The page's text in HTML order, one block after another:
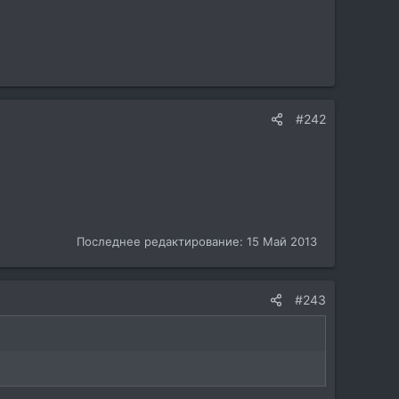
#242
Последнее редактирование: 15 Май 2013
#243